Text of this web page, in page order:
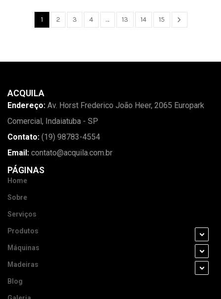
1 2 3 4 … 13 14 15
ACQUILA
Endereço: Av. Horst Frederico João Heer, 2065 Europark
Comercial, Indaiatuba - SP
Contato: (19) 98783-4554
Email: contato@acquila.com.br
PÁGINAS
Home
Sobre
Serviços
Produtos
Máquinas
Madeiras
Blog